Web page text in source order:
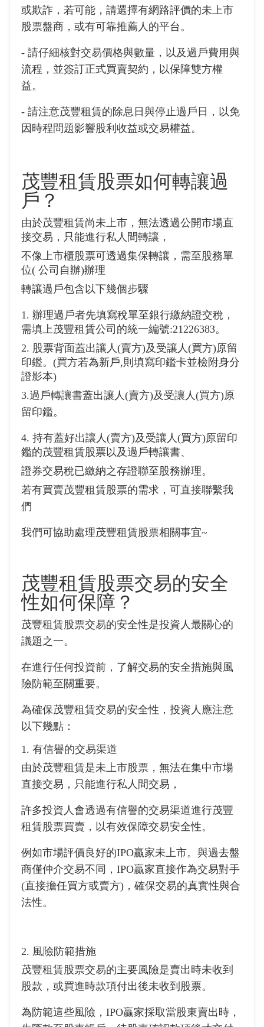
或欺詐，若可能，請選擇有網路評價的未上市
股票盤商，或有可靠推薦人的平台。
- 請仔細核對交易價格與數量，以及過戶費用與
流程，並簽訂正式買賣契約，以保障雙方權
益。
- 請注意茂豐租賃的除息日與停止過戶日，以免
因時程問題影響股利收益或交易權益。
茂豐租賃股票如何轉讓過
戶？
由於茂豐租賃尚未上市，無法透過公開市場直
接交易，只能進行私人間轉讓，
不像上市櫃股票可透過集保轉讓，需至股務單
位( 公司自辦)辦理
轉讓過戶包含以下幾個步驟
1. 辦理過戶者先填寫稅單至銀行繳納證交稅，
需填上茂豐租賃公司的統一編號:21226383。
2. 股票背面蓋出讓人(賣方)及受讓人(買方)原留
印鑑。(買方若為新戶,則填寫印鑑卡並檢附身分
證影本)
3.過戶轉讓書蓋出讓人(賣方)及受讓人(買方)原
留印鑑。
4. 持有蓋好出讓人(賣方)及受讓人(買方)原留印
鑑的茂豐租賃股票以及過戶轉讓書、
證券交易稅已繳納之存證聯至股務辦理。
若有買賣茂豐租賃股票的需求，可直接聯繫我
們
我們可協助處理茂豐租賃股票相關事宜~
茂豐租賃股票交易的安全
性如何保障？
茂豐租賃股票交易的安全性是投資人最關心的
議題之一。
在進行任何投資前，了解交易的安全措施與風
險防範至關重要。
為確保茂豐租賃交易的安全性，投資人應注意
以下幾點：
1. 有信譽的交易渠道
由於茂豐租賃是未上市股票，無法在集中市場
直接交易，只能進行私人間交易，
許多投資人會透過有信譽的交易渠道進行茂豐
租賃股票買賣，以有效保障交易安全性。
例如市場評價良好的IPO贏家未上市。與過去盤
商僅仲介交易不同，IPO贏家直接作為交易對手
(直接擔任買方或賣方)，確保交易的真實性與合
法性。
2. 風險防範措施
茂豐租賃股票交易的主要風險是賣出時未收到
股款，或買進時款項付出後未收到股票。
為防範這些風險，IPO贏家採取當股東賣出時，